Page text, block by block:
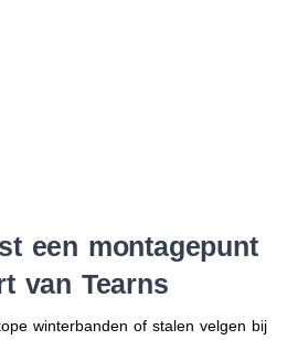
een montagepunt
van Tearns
winterbanden of stalen velgen bij